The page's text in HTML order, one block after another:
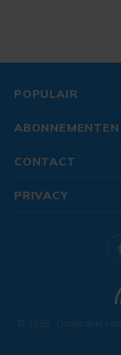
POPULAIR
ABONNEMENTEN
CONTACT
© 2026 . Onderdeel van
PRIVACY